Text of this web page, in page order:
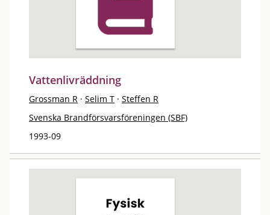
Vattenlivräddning
Grossman R · Selim T · Steffen R
Svenska Brandförsvarsföreningen (SBF)
1993-09